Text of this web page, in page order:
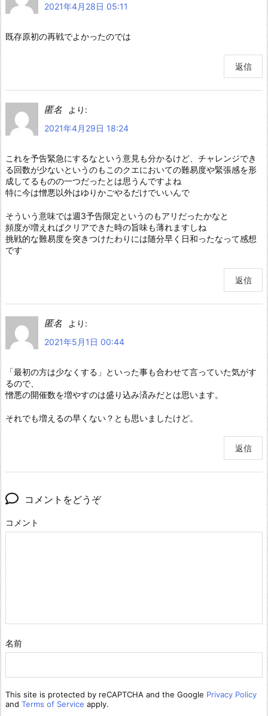
2021年4月28日 05:11
既存原初の再戦でよかったのでは
返信
匿名
より:
2021年4月29日 18:24
これを予告緊急にするなという意見も分かるけど、チャレンジでき
る回数が少ないというのもこのクエにおいての難易度や緊張感を形
成してるものの一つだったとは思うんですよね
特に今は憎悪以外はゆりかごやるだけでいいんで
そういう意味では週3予告限定というのもアリだったかなと
頻度が増えればクリアできた時の旨味も薄れますしね
挑戦的な難易度を突きつけたわりには随分早く日和ったなって感想
です
返信
匿名
より:
2021年5月1日 00:44
「最初の方は少なくする」といった事も合わせて言っていた気がす
るので、
憎悪の開催数を増やすのは盛り込み済みだとは思います。
それでも増えるの早くない？とも思いましたけど。
返信
コメントをどうぞ
コメント
名前
This site is protected by reCAPTCHA and the Google Privacy Policy
and Terms of Service apply.